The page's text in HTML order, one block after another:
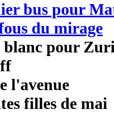
bus pour
du mirage
blanc pour
l'avenue
filles de mai